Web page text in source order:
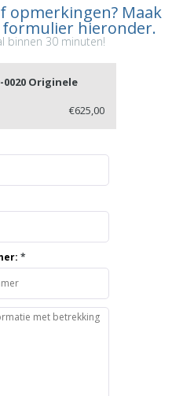
opmerkingen? Maak
hieronder.
binnen 30 minuten!
0020 Originele
€625,00
*